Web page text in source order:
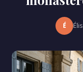
RÉSERVER
É